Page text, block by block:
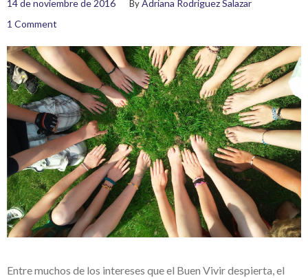
14 de noviembre de 2016 ByAdriana Rodriguez Salazar
1 Comment
Entre muchos de los intereses que el Buen Vivir despierta, el